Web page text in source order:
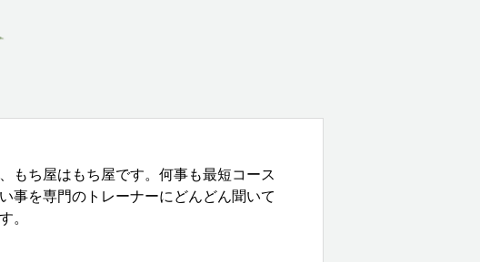
もち屋はもち屋です。何事も最短コース
事を専門のトレーナーにどんどん聞いて
。